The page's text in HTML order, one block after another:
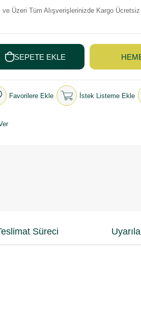
Üzeri Tüm Alışverişlerinizde Kargo Ücretsiz
Favorilere Ekle İstek Listeme Ekle
Süreci